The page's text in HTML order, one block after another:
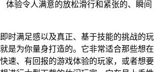
体验令人满意的放松滑行和紧张的、瞬间
时满足感以及真正、基于技能的挑战的玩
是为你量身打造的。它非常适合那些想在
速、有回报的游戏体验的玩家，或者想要